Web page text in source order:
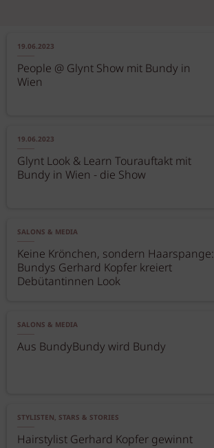
19.06.2023
People @ Glynt Show mit Bundy in
Wien
19.06.2023
Glynt Look & Learn Tourauftakt mit
Bundy in Wien - die Show
SALONS & MEDIA
Keine Krönchen, sondern Haarspange:
Bundys Gerhard Kopfer kreiert
Debütantinnen Look
SALONS & MEDIA
Aus BundyBundy wird Bundy
STYLISTEN, STARS & STORIES
Hairstylist Gerhard Kopfer gewinnt